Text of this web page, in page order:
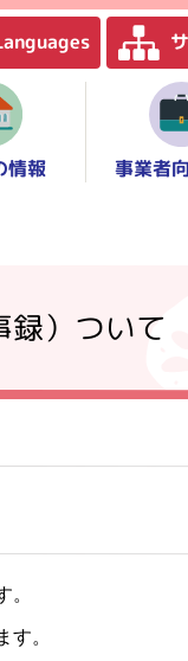
情報 事業者
録）ついて
。
。